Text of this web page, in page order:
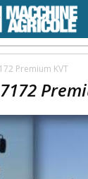
Premium KVT